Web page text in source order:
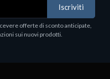
Iscriviti
offerte di sconto anticipate,
sui nuovi prodotti.